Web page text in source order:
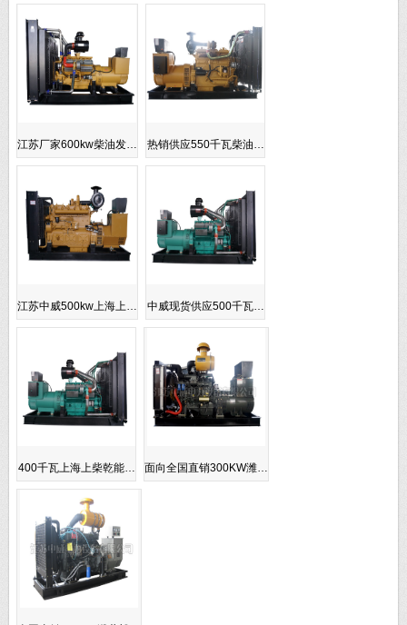
江苏厂家600kw柴油发… 热销供应550千瓦柴油…
江苏中威500kw上海上… 中威现货供应500千瓦…
400千瓦上海上柴乾能… 面向全国直销300KW潍…